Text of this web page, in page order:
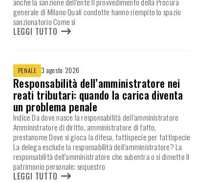
generale di Milano Quali condotte hanno riempito lo spazio
sanzionatorio Come si
LEGGI TUTTO
PENALE 3 agosto 2026
Responsabilità dell’amministratore nei
reati tributari: quando la carica diventa
un problema penale
Indice Da dove nasce la responsabilità dell’amministratore
Amministratore di diritto, amministratore di fatto,
prestanome Dove si gioca la difesa, fattispecie per fattispecie
La delega esclude la responsabilità dell’amministratore? La
responsabilità dell’amministratore che subentra o si dimette Il
patrimonio personale: sequestro
LEGGI TUTTO